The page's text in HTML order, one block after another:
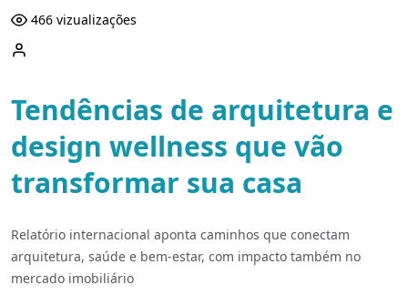
466 vizualizações
Tendências de arquitetura e
design wellness que vão
transformar sua casa
Relatório internacional aponta caminhos que conectam
arquitetura, saúde e bem-estar, com impacto também no
mercado imobiliário